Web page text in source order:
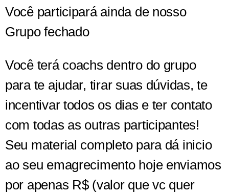
Você participará ainda de nosso
Grupo fechado
Você terá coachs dentro do grupo
para te ajudar, tirar suas dúvidas, te
incentivar todos os dias e ter contato
com todas as outras participantes!
Seu material completo para dá inicio
ao seu emagrecimento hoje enviamos
por apenas R$ (valor que vc quer